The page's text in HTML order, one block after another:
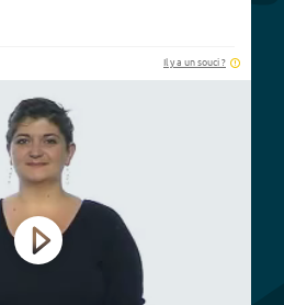
Il y a un souci ?
Play